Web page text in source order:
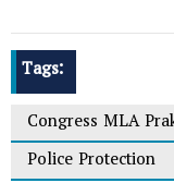
Tags:
Congress MLA
Police Protection